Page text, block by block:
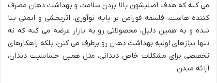
می کنه که هدف اصلیشون بالا بردن سلامت و بهداشت دهان مصرف
کننده هاست. فلسفه فورامن بر پایه نوآوری، اثربخشی و ایمنی بنا
شده و به همین دلیل، محصولاتی رو به بازار عرضه می کنه که نه
تنها نیازهای اولیه بهداشت دهان رو برطرف می کنن، بلکه راهکارهای
تخصصی برای مشکلات خاص دندانی، مثل همین حساسیت دندان،
ارائه میدن.